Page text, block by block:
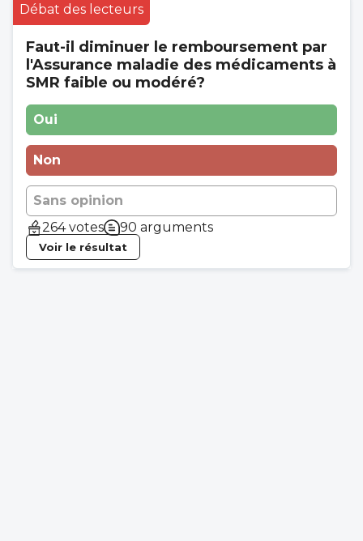
Débat des lecteurs
Faut-il diminuer le remboursement par
l'Assurance maladie des médicaments à
SMR faible ou modéré?
Oui
Non
Sans opinion
264 votes
90 arguments
Voir le résultat